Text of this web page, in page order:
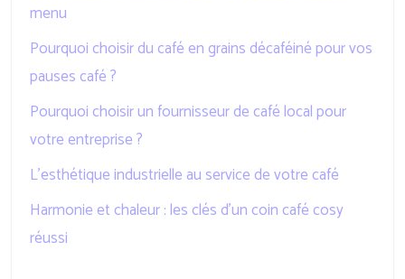
menu
Pourquoi choisir du café en grains décaféiné pour vos
pauses café ?
Pourquoi choisir un fournisseur de café local pour
votre entreprise ?
L’esthétique industrielle au service de votre café
Harmonie et chaleur : les clés d’un coin café cosy
réussi